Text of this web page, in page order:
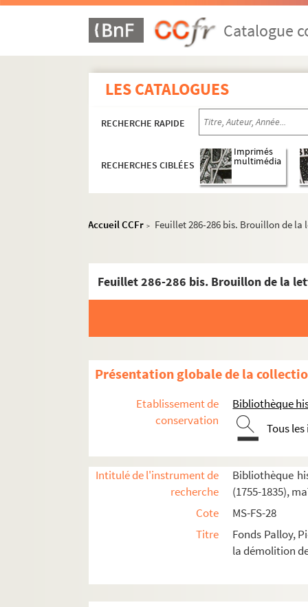
Catalogue
LES CATALOGUES
RECHERCHE RAPIDE
RECHERCHES CIBLÉES
Imprimés
multimédia
Accueil CCFr > Feuillet 286-286 bis. Brouillon de
Feuillet 286-286 bis. Brouillon de la
Présentation globale de la
Etablissement de
conservation
Bibliothèque
Tous
Intitulé de l'instrument de
recherche
Bibliothèque
(1755-1835),
Cote
MS-FS-28
Titre
Fonds Palloy,
la démolition
2-MS-FS-28-01. I. Démolition de la Bastille
2-MS-FS-28-02. II. Correspondance de Palloy
IV. Pierres de la Bastille offertes à des
2-MS-FS-28-06. V. Correspondance avec les
Feuillet 256+256(bis). Lettre circulaire
Feuillet 257. Lettre de Palloy à un maire
34. Hérault